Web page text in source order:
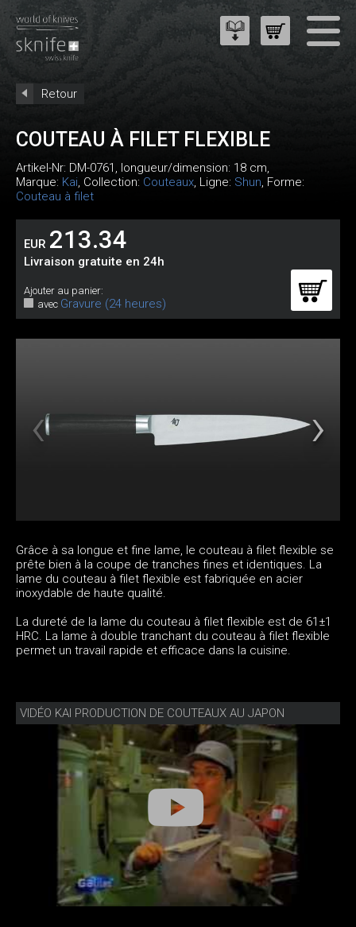
Retour
COUTEAU À FILET FLEXIBLE
Artikel-Nr: DM-0761 , longueur/dimension: 18 cm,
Marque: Kai, Collection: Couteaux, Ligne: Shun, Forme:
Couteau à filet
EUR 213.34
Livraison gratuite en 24h
Ajouter au panier:
avec Gravure (24 heures)
Grâce à sa longue et fine lame, le couteau à filet flexible se
prête bien à la coupe de tranches fines et identiques. La
lame du couteau à filet flexible est fabriquée en acier
inoxydable de haute qualité.
La dureté de la lame du couteau à filet flexible est de 61±1
HRC. La lame à double tranchant du couteau à filet flexible
permet un travail rapide et efficace dans la cuisine.
VIDÉO KAI PRODUCTION DE COUTEAUX AU JAPON